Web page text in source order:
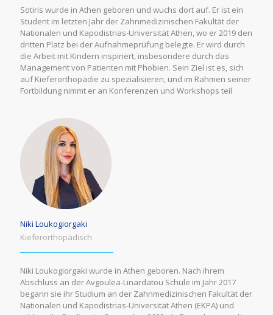
Sotiris wurde in Athen geboren und wuchs dort auf. Er ist ein
Student im letzten Jahr der Zahnmedizinischen Fakultät der
Nationalen und Kapodistrias-Universität Athen, wo er 2019 den
dritten Platz bei der Aufnahmeprüfung belegte. Er wird durch
die Arbeit mit Kindern inspiriert, insbesondere durch das
Management von Patienten mit Phobien. Sein Ziel ist es, sich
auf Kieferorthopädie zu spezialisieren, und im Rahmen seiner
Fortbildung nimmt er an Konferenzen und Workshops teil
Niki Loukogiorgaki
Κieferorthopädisch
Niki Loukogiorgaki wurde in Athen geboren. Nach ihrem
Abschluss an der Avgoulea-Linardatou Schule im Jahr 2017
begann sie ihr Studium an der Zahnmedizinischen Fakultät der
Nationalen und Kapodistrias-Universität Athen (EKPA) und